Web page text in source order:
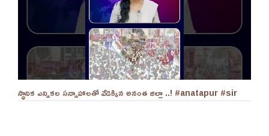
స్థానిక ఎన్నికల సన్నాహాలతో వేడెక్కిన అనంత జిల్లా ..! #anatapur #sir